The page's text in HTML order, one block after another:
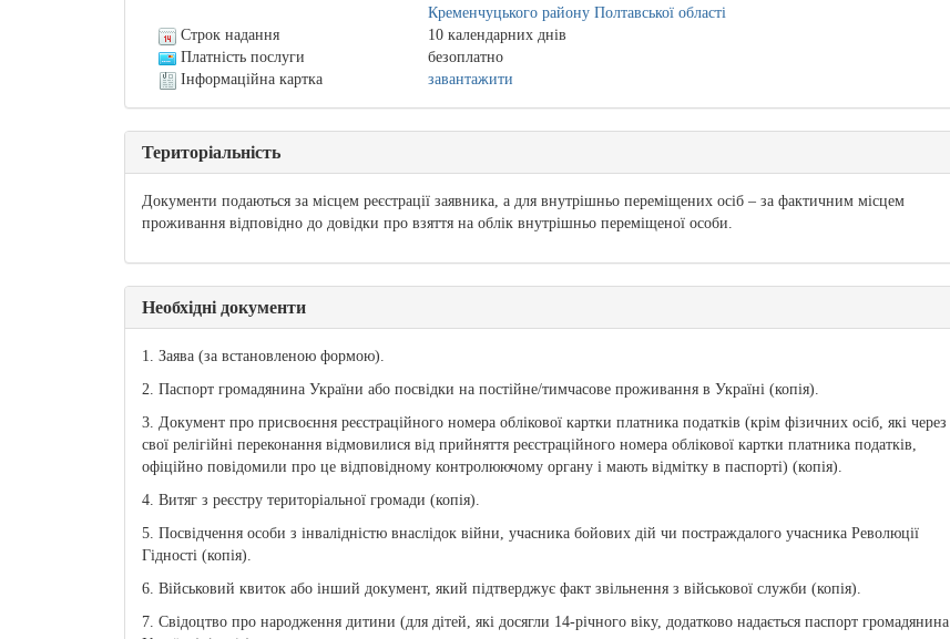
Кременчуцького району Полтавської області
Строк надання
10 календарних днів
Платність послуги
безоплатно
Інформаційна картка
завантажити
Територіальність
Документи подаються за місцем реєстрації заявника, а для внутрішньо переміщених осіб – за фактичним місцем
проживання відповідно до довідки про взяття на облік внутрішньо переміщеної особи.
Необхідні документи
1. Заява (за встановленою формою).
2. Паспорт громадянина України або посвідки на постійне/тимчасове проживання в Україні (копія).
3. Документ про присвоєння реєстраційного номера облікової картки платника податків (крім фізичних осіб, які через
свої релігійні переконання відмовилися від прийняття реєстраційного номера облікової картки платника податків,
офіційно повідомили про це відповідному контролюючому органу і мають відмітку в паспорті) (копія).
4. Витяг з реєстру територіальної громади (копія).
5. Посвідчення особи з інвалідністю внаслідок війни, учасника бойових дій чи постраждалого учасника Революції
Гідності (копія).
6. Військовий квиток або інший документ, який підтверджує факт звільнення з військової служби (копія).
7. Свідоцтво про народження дитини (для дітей, які досягли 14-річного віку, додатково надається паспорт громадянина